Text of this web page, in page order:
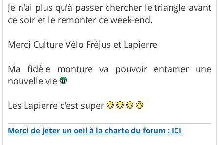
Je n'ai plus qu'à passer chercher le triangle avant
ce soir et le remonter ce week-end.
Merci Culture Vélo Fréjus et Lapierre
Ma fidèle monture va pouvoir entamer une
nouvelle vie
Les Lapierre c'est super
Merci de jeter un oeil à la charte du forum : ICI